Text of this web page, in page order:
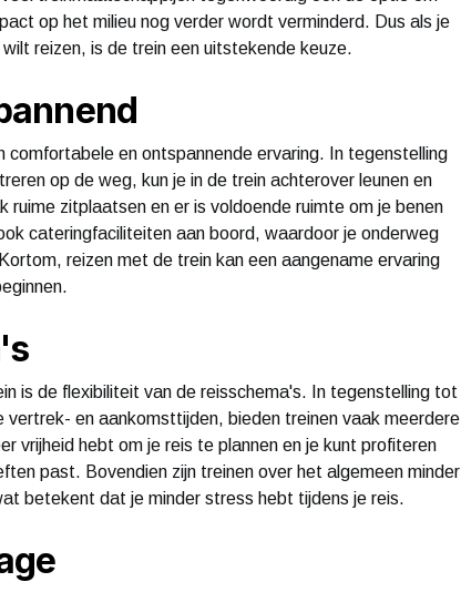
op het milieu nog verder wordt verminderd. Dus als je
reizen, is de trein een uitstekende keuze.
comfortabele en ontspannende ervaring. In tegenstelling
op de weg, kun je in de trein achterover leunen en
ruime zitplaatsen en er is voldoende ruimte om je benen
cateringfaciliteiten aan boord, waardoor je onderweg
reizen met de trein kan een aangename ervaring
is de flexibiliteit van de reisschema's. In tegenstelling tot
en aankomsttijden, bieden treinen vaak meerdere
vrijheid hebt om je reis te plannen en je kunt profiteren
past. Bovendien zijn treinen over het algemeen minder
betekent dat je minder stress hebt tijdens je reis.